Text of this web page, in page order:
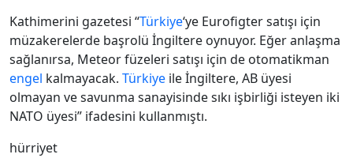
Kathimerini gazetesi “Türkiye‘ye Eurofigter satışı için
müzakerelerde başrolü İngiltere oynuyor. Eğer anlaşma
sağlanırsa, Meteor füzeleri satışı için de otomatikman
engel kalmayacak. Türkiye ile İngiltere, AB üyesi
olmayan ve savunma sanayisinde sıkı işbirliği isteyen iki
NATO üyesi” ifadesini kullanmıştı.
hürriyet